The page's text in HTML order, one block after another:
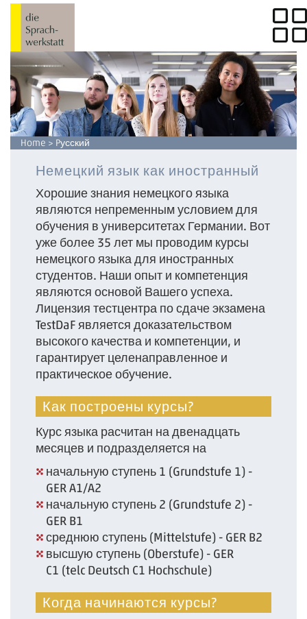
Home > Pусский
Немецкий язык как иностранный
Хорошие знания немецкого языка
являются непременным условием для
обучения в университетах Германии. Вот
уже более 35 лет мы проводим курсы
немецкого языка для иностранных
студентов. Наши опыт и компетенция
являются основой Вашего успеха.
Лицензия тестцентра по сдаче экзамена
TestDaF является доказательством
высокого качества и компетенции, и
гарантирует целенаправленное и
практическое обучение.
Как построены курсы?
Курс языка расчитан на двенадцать
месяцев и подразделяется на
начальную ступень 1 (Grundstufe 1) -
GER A1/A2
начальную ступень 2 (Grundstufe 2) -
GER B1
среднюю ступень (Mittelstufe) - GER B2
высшую ступень (Oberstufe) - GER
C1 (telc Deutsch C1 Hochschule)
Когда начинаются курсы?